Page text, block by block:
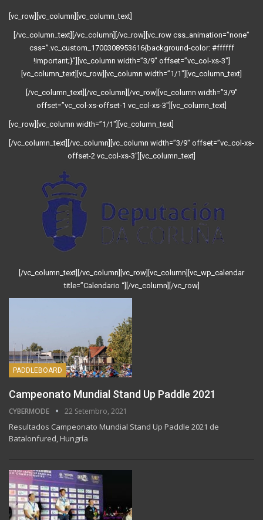
[vc_row][vc_column][vc_column_text]
[/vc_column_text][/vc_column][/vc_row][vc_row css_animation=”none”
css=”.vc_custom_1700308953616{background-color: #ffffff
!important;}”][vc_column width=”3/9″ offset=”vc_col-xs-3″]
[vc_column_text][vc_row][vc_column width=”1/1″][vc_column_text]
[/vc_column_text][/vc_column][/vc_row][vc_column width=”3/9″
offset=”vc_col-xs-offset-1 vc_col-xs-3″][vc_column_text]
[vc_row][vc_column width=”1/1″][vc_column_text]
[/vc_column_text][/vc_column][vc_column width=”3/9″ offset=”vc_col-xs-
offset-2 vc_col-xs-3″][vc_column_text]
[/vc_column_text][/vc_column][vc_row][vc_column][vc_wp_calendar
title=”Calendario “][/vc_column][/vc_row]
PADDLEBOARD
Campeonato Mundial Stand Up Paddle 2021
CYBERMODE 22 Setembro, 2021
Resultados Campeonato Mundial Stand Up Paddle 2021 de
Batalonfured, Hungría